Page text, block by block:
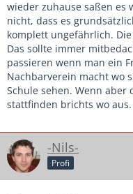
wieder zuhause saßen es
nicht, dass es
komplett ungefährlich.
Das sollte immer
passieren wenn man ein
Nachbarverein macht wo
Schule sehen. Wenn aber
stattfinden brichts wo aus.
-Nils-
Profi